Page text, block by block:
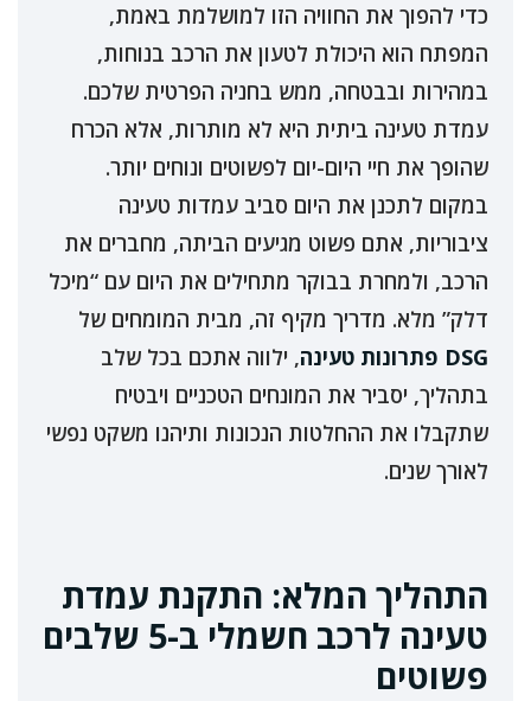
כדי להפוך את החוויה הזו למושלמת באמת,
המפתח הוא היכולת לטעון את הרכב בנוחות,
במהירות ובבטחה, ממש בחניה הפרטית שלכם.
עמדת טעינה ביתית היא לא מותרות, אלא הכרח
שהופך את חיי היום-יום לפשוטים ונוחים יותר.
במקום לתכנן את היום סביב עמדות טעינה
ציבוריות, אתם פשוט מגיעים הביתה, מחברים את
הרכב, ולמחרת בבוקר מתחילים את היום עם “מיכל
דלק” מלא. מדריך מקיף זה, מבית המומחים של
DSG פתרונות טעינה
, ילווה אתכם בכל שלב
בתהליך, יסביר את המונחים הטכניים ויבטיח
שתקבלו את ההחלטות הנכונות ותיהנו משקט נפשי
לאורך שנים.
התהליך המלא: התקנת עמדת
טעינה לרכב חשמלי ב-5 שלבים
פשוטים